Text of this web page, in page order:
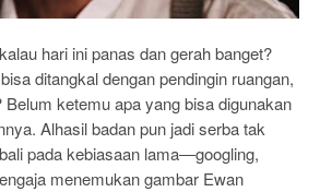
hari ini panas dan gerah banget?
ditangkal dengan pendingin ruangan,
Belum ketemu apa yang bisa digunakan
Alhasil badan pun jadi serba tak
pada kebiasaan lama―googling,
menemukan gambar Ewan